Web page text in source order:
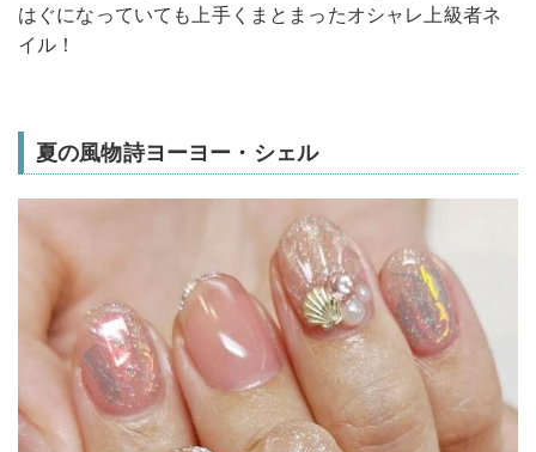
はぐになっていても上手くまとまったオシャレ上級者ネ
イル！
夏の風物詩ヨーヨー・シェル